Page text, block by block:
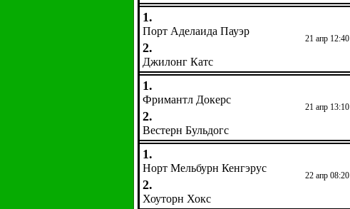
1.
Порт Аделаида Пауэр
21 апр 12:40
2.
Джилонг Катс
1.
Фримантл Докерс
21 апр 13:10
2.
Вестерн Бульдогс
1.
Норт Мельбурн Кенгэрус
22 апр 08:20
2.
Хоуторн Хокс